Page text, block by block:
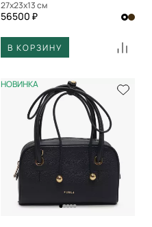
27x23x13 см
56500 ₽
В КОРЗИНУ
НОВИНКА